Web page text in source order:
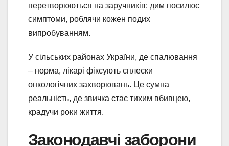
перетворюються на заручників: дим посилює
симптоми, роблячи кожен подих
випробуванням.
У сільських районах України, де спалювання
– норма, лікарі фіксують сплески
онкологічних захворювань. Це сумна
реальність, де звичка стає тихим вбивцею,
крадучи роки життя.
Законодавчі заборони